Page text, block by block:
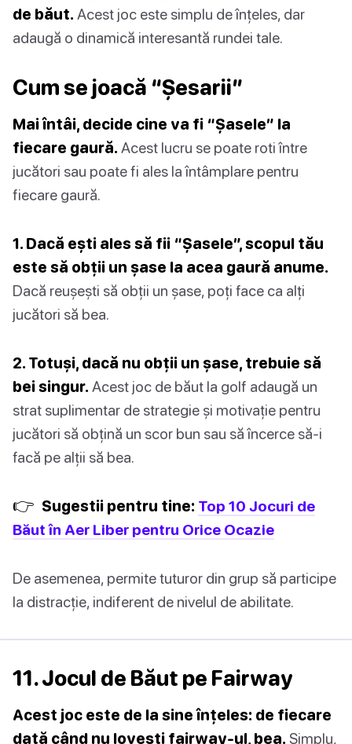
de băut. Acest joc este simplu de înțeles, dar
adaugă o dinamică interesantă rundei tale.
Cum se joacă “Șesarii”
Mai întâi, decide cine va fi “Șasele” la
fiecare gaură. Acest lucru se poate roti între
jucători sau poate fi ales la întâmplare pentru
fiecare gaură.
1. Dacă ești ales să fii “Șasele”, scopul tău
este să obții un șase la acea gaură anume.
Dacă reușești să obții un șase, poți face ca alți
jucători să bea.
2. Totuși, dacă nu obții un șase, trebuie să
bei singur. Acest joc de băut la golf adaugă un
strat suplimentar de strategie și motivație pentru
jucători să obțină un scor bun sau să încerce să-i
facă pe alții să bea.
👉 Sugestii pentru tine: Top 10 Jocuri de
Băut în Aer Liber pentru Orice Ocazie
De asemenea, permite tuturor din grup să participe
la distracție, indiferent de nivelul de abilitate.
11. Jocul de Băut pe Fairway
Acest joc este de la sine înțeles: de fiecare
dată când nu lovești fairway-ul, bea. Simplu,